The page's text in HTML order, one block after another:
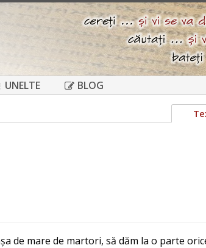
UNELTE BLOG
de mare de martori, să dăm la o parte